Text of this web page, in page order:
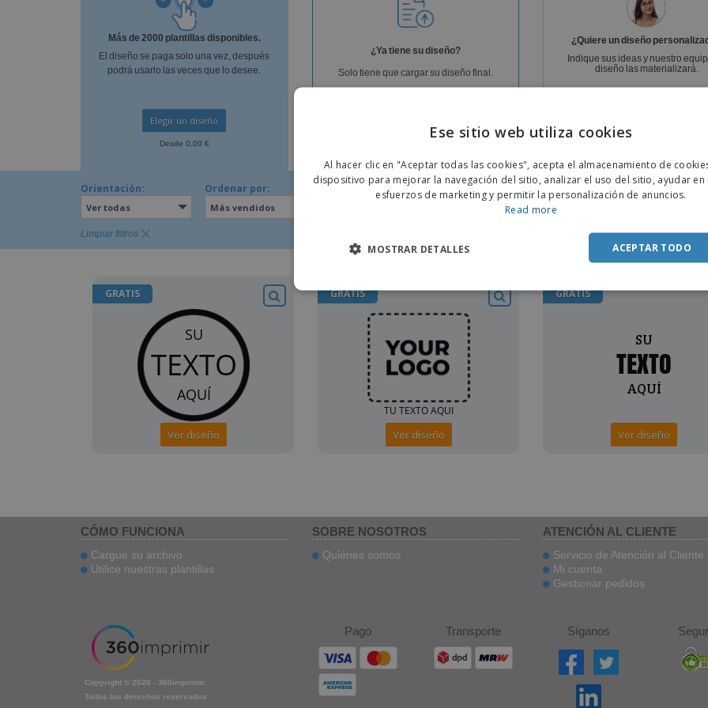
Lonas
Maletas y mochilas
Más de 2000 plantillas disponibles.
El diseño se paga solo una vez, después
podrá usarlo las veces que lo desee.
Elegir un diseño
Desde 0,00 €
¿Ya tiene su diseño?
Solo tiene que cargar su diseño final.
¿Quiere un diseño
Indique sus ideas y nuestro
diseño las materializará.
Orientación:
Ver todas
Ordenar por:
Más vendidos
Limpiar filtros
GRATIS
Ver diseño
GRATIS
Ver diseño
GRATIS
Ver diseño
CÓMO FUNCIONA
Cargue su archivo
Utilice nuestras plantillas
SOBRE NOSOTROS
Quiénes somos
ATENCIÓN AL CLIENTE
Servicio de Atención al Cliente
Mi cuenta
Gestionar pedidos
Copyright © 2026 - 360imprimir.
Todos los derechos reservados
Pago Transporte Síganos
Ese sitio web utiliza cookies
Al hacer clic en "Aceptar todas las cookies", acepta el almacenamiento de
dispositivo para mejorar la navegación del sitio, analizar el uso del sitio, ayudar en
esfuerzos de marketing y permitir la personalización de anuncios.
Read more
ACEPTAR TODO
MOSTRAR DETALLES